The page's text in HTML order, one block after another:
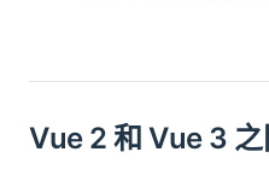
Vue 2 和 Vue 3 之